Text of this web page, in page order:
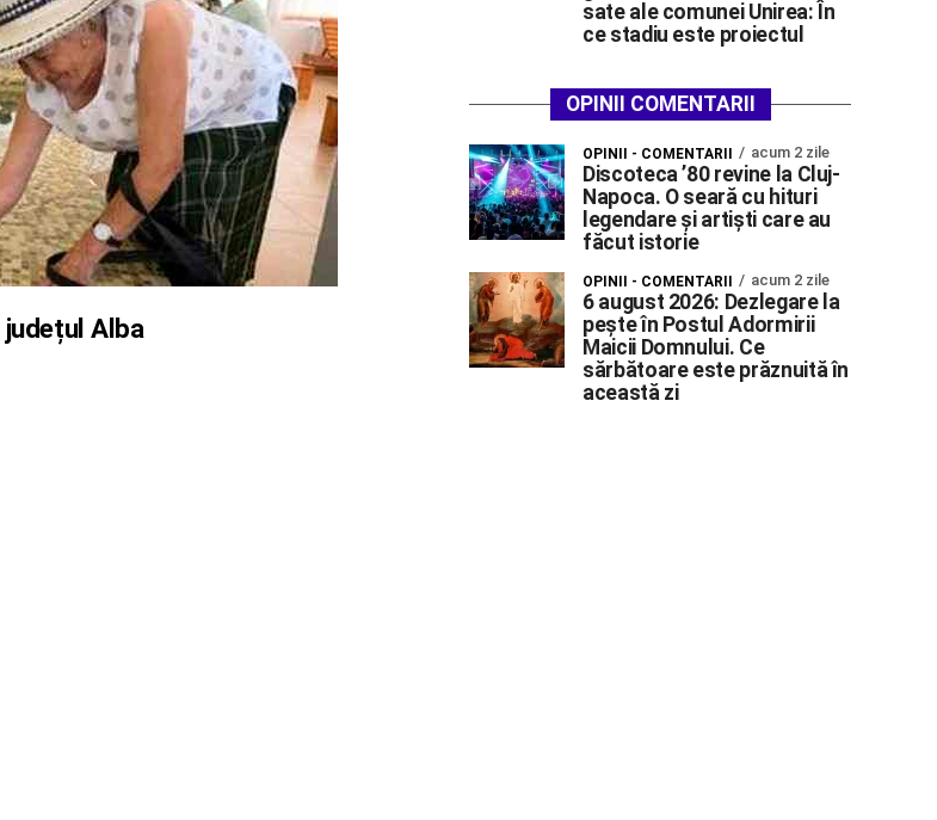
Alba
sate ale comunei Unirea: În
ce stadiu este proiectul
OPINII COMENTARII
OPINII - COMENTARII acum 2 zile
Discoteca ’80 revine la Cluj-
Napoca. O seară cu hituri
legendare și artiști care au
făcut istorie
OPINII - COMENTARII acum 2 zile
6 august 2026: Dezlegare la
pește în Postul Adormirii
Maicii Domnului. Ce
sărbătoare este prăznuită în
această zi